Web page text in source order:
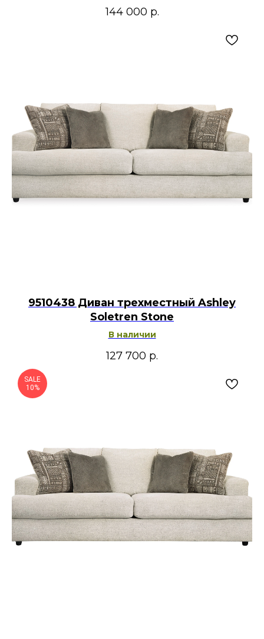
144 000 р.
9510438 Диван трехместный Ashley
Soletren Stone
В наличии
127 700 р.
SALE
10%